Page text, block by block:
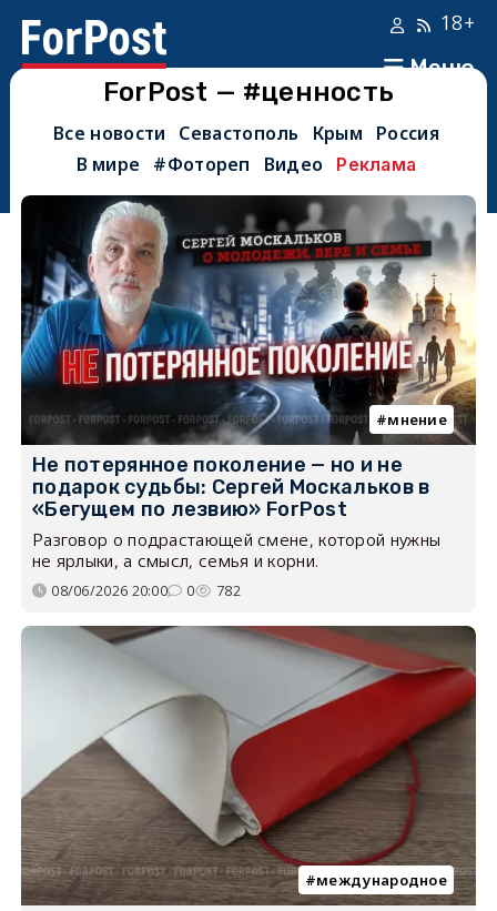
Меню
18+
ForPost — #ценность
Все новости Севастополь Крым
Россия
В мире
#Фотореп Видео Реклама
мнение
Не потерянное поколение — но и не
подарок судьбы: Сергей Москальков в
«Бегущем по лезвию» ForPost
Разговор о подрастающей смене, которой нужны
не ярлыки, а смысл, семья и корни.
08/06/2026 20:00 0 782
международное